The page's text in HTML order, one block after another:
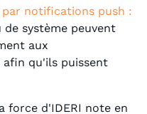
notifications push :
système peuvent
aux
qu'ils puissent
force d'IDERI note en